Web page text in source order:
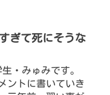
ぎて死にそうな
・みゅみです。
ントに書いていき